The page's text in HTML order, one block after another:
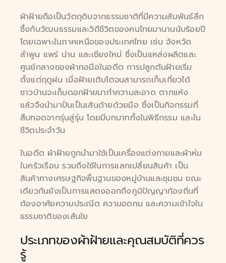
ผ้าฝ้ายถือเป็นวัตถุดิบจากธรรมชาติที่มีความสัมพันธ์ลึก
ซึ้งกับวัฒนธรรมและวิถีชีวิตของคนไทยมานานนับร้อยปี
โดยเฉพาะในภาคเหนือของประเทศไทย เช่น จังหวัด
ลำพูน แพร่ น่าน และเชียงใหม่ ซึ่งเป็นแหล่งผลิตและ
ศูนย์กลางของผ้าทอมือในอดีต การปลูกต้นฝ้ายเริ่ม
ตั้งแต่ฤดูฝน เมื่อฝ้ายเติบโตจนสามารถเก็บเกี่ยวได้
ชาวบ้านจะเก็บดอกฝ้ายมาทำความสะอาด ตากแห้ง
แล้วจึงนำมาปั่นเป็นเส้นด้ายด้วยมือ ซึ่งเป็นกิจกรรมที่
สืบทอดจากรุ่นสู่รุ่น โดยมีบทบาททั้งในพิธีกรรม และใน
ชีวิตประจำวัน
ในอดีต ผ้าฝ้ายถูกนำมาใช้เป็นเครื่องแต่งกายและผ้าห่ม
ในครัวเรือน รวมถึงใช้ในการแลกเปลี่ยนสินค้า เป็น
สินค้าทางเศรษฐกิจพื้นฐานของหมู่บ้านและชุมชน ขณะ
เดียวกันยังเป็นการแสดงออกถึงภูมิปัญญาท้องถิ่นที่
ต้องอาศัยความประณีต ความอดทน และความเข้าใจใน
ธรรมชาติของเส้นใย
ประเภทของผ้าฝ้ายและคุณสมบัติที่ควร
รู้